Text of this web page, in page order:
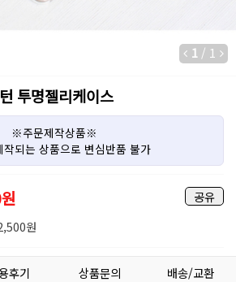
1 / 1
투명젤리케이스
※주문제작상품※
작되는 상품으로 변심반품 불가
공유
원
원
후기 상품문의 배송/교환